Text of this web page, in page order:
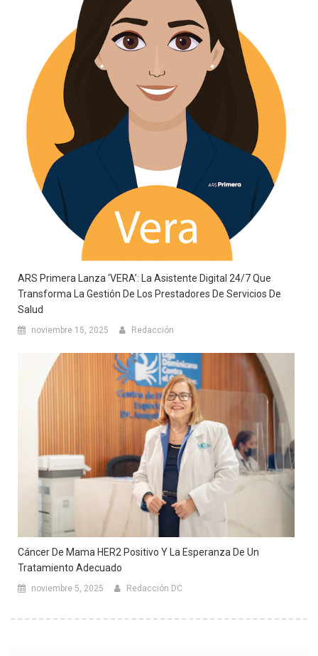
ARS Primera Lanza ‘VERA’: La Asistente Digital 24/7 Que
Transforma La Gestión De Los Prestadores De Servicios De
Salud
noviembre 15, 2025 Redacción
Cáncer De Mama HER2 Positivo Y La Esperanza De Un
Tratamiento Adecuado
noviembre 5, 2025 Redacción DC